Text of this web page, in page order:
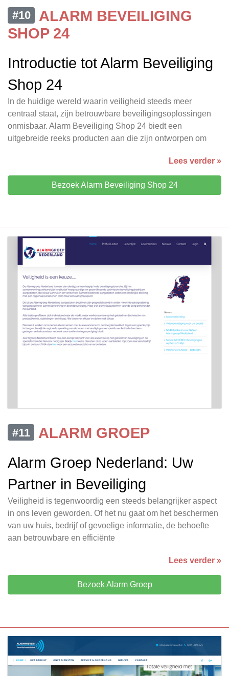
#10
ALARM BEVEILIGING
SHOP 24
Introductie tot Alarm Beveiliging
Shop 24
In de huidige wereld waarin veiligheid steeds meer
centraal staat, zijn betrouwbare beveiligingsoplossingen
onmisbaar. Alarm Beveiliging Shop 24 biedt een
uitgebreide reeks producten aan die zijn ontworpen om
Lees verder »
Bezoek Alarm Beveiliging Shop 24
#11
ALARM GROEP
Alarm Groep Nederland: Uw
Partner in Beveiliging
Veiligheid is tegenwoordig een steeds belangrijker aspect
in ons leven geworden. Of het nu gaat om het beschermen
van uw huis, bedrijf of gevoelige informatie, de behoefte
aan betrouwbare en efficiënte
Lees verder »
Bezoek Alarm Groep